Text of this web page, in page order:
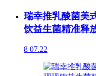
瑞幸推乳酸菌美
饮益生菌精准释
8 07.22